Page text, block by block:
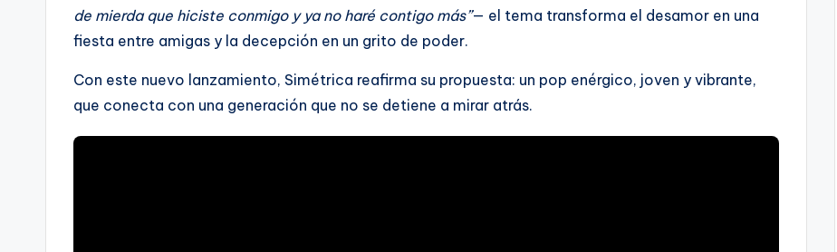
de mierda que hiciste conmigo y ya no haré contigo más”— el tema transforma el desamor en una
fiesta entre amigas y la decepción en un grito de poder.
Con este nuevo lanzamiento, Simétrica reafirma su propuesta: un pop enérgico, joven y vibrante,
que conecta con una generación que no se detiene a mirar atrás.